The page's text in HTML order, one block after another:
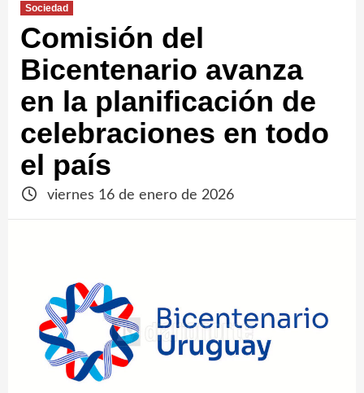
Sociedad
Comisión del
Bicentenario avanza
en la planificación de
celebraciones en todo
el país
viernes 16 de enero de 2026